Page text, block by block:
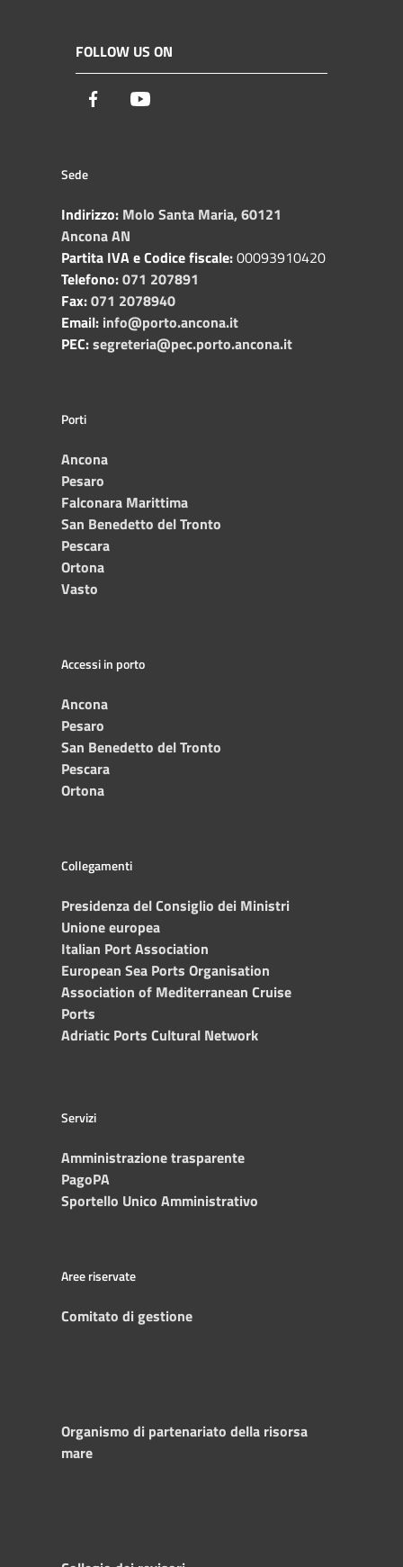
FOLLOW US ON
Facebook
Sede
Indirizzo: Molo Santa Maria, 60121
Ancona AN
Partita IVA e Codice fiscale:00093910420
Telefono:071 207891
Fax:071 2078940
Email: info@porto.ancona.it
PEC:segreteria@pec.porto.ancona.it
Porti
Ancona
Pesaro
Falconara Marittima
San Benedetto del Tronto
Pescara
Ortona
Vasto
Accessi in porto
Ancona
Pesaro
San Benedetto del Tronto
Pescara
Ortona
Collegamenti
Presidenza del Consiglio dei Ministri
Unione europea
Italian Port Association
European Sea Ports Organisation
Association of Mediterranean Cruise
Ports
Adriatic Ports Cultural Network
Servizi
Amministrazione trasparente
PagoPA
Sportello Unico Amministrativo
Aree riservate
Comitato di gestione
Organismo di partenariato della risorsa
mare